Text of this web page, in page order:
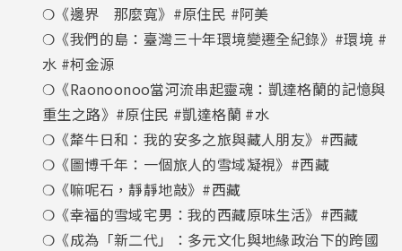
❍《邊界 那麼寬》#原住民 #阿美
❍《我們的島：臺灣三十年環境變遷全紀錄》#環境 #
水 #柯金源
❍《Raonoonoo當河流串起靈魂：凱達格蘭的記憶與
重生之路》#原住民 #凱達格蘭 #水
❍《犛牛日和：我的安多之旅與藏人朋友》#西藏
❍《圖博千年：一個旅人的雪域凝視》#西藏
❍《嘛呢石，靜靜地敲》#西藏
❍《幸福的雪域宅男：我的西藏原味生活》#西藏
❍《成為「新二代」：多元文化與地緣政治下的跨國